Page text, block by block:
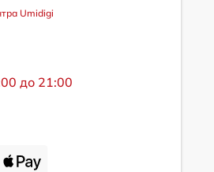
Umidigi
до 21:00